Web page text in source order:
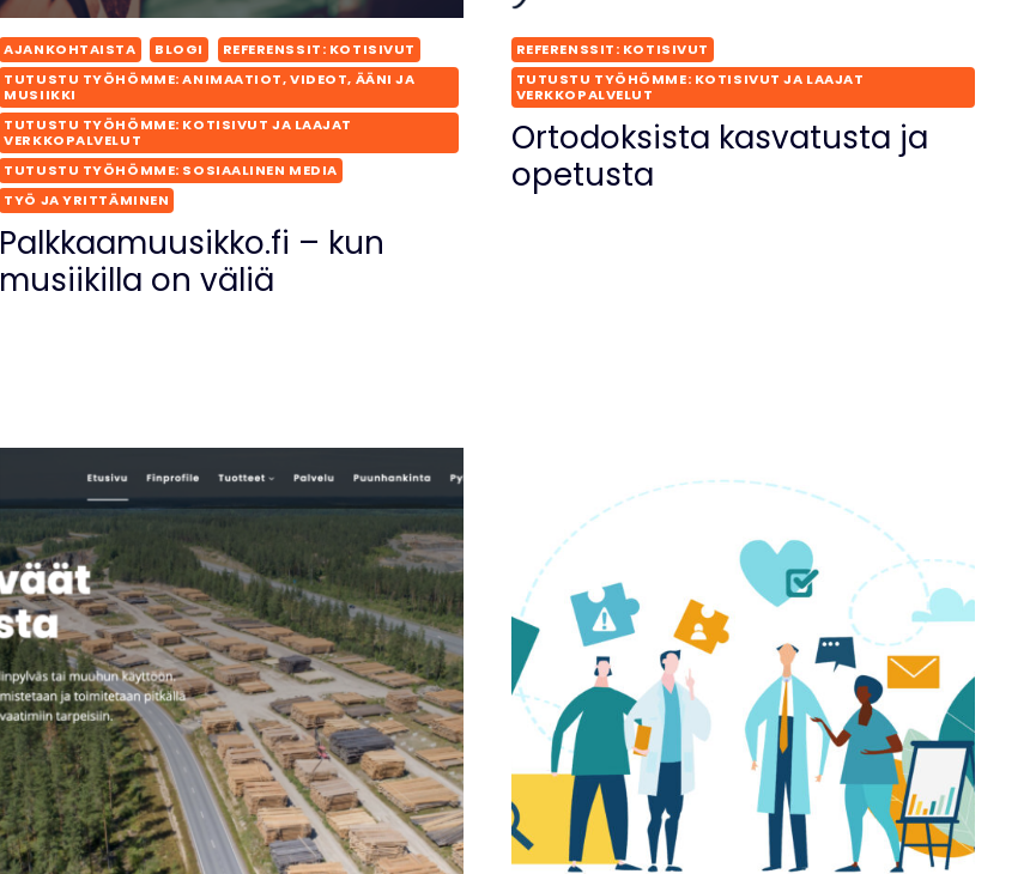
AJANKOHTAISTA BLOGI
REFERENSSIT: KOTISIVUT
TUTUSTU TYÖHÖMME: ANIMAATIOT, VIDEOT, ÄÄNI JA
MUSIIKKI
TUTUSTU TYÖHÖMME: KOTISIVUT JA LAAJAT
VERKKOPALVELUT
TUTUSTU TYÖHÖMME: SOSIAALINEN MEDIA
TYÖ JA YRITTÄMINEN
Palkkaamuusikko.fi – kun
musiikilla on väliä
REFERENSSIT: KOTISIVUT
TUTUSTU TYÖHÖMME: KOTISIVUT JA LAAJAT
VERKKOPALVELUT
Ortodoksista kasvatusta ja
opetusta